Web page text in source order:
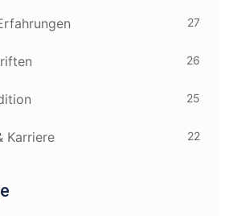
27
26
25
Karriere 22